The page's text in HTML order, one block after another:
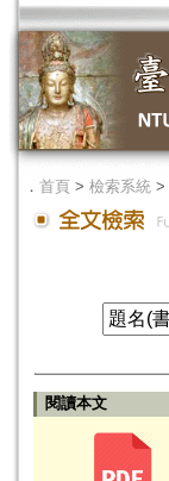
． 首頁 > 檢索系統 >
閱讀本文